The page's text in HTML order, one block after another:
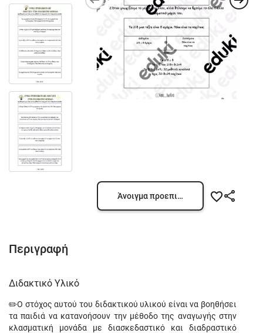
Άνοιγμα προεπισκόπησης
Περιγραφή
Διδακτικό Υλικό
✏️Ο στόχος αυτού του διδακτικού υλικού είναι να βοηθήσει
τα παιδιά να κατανοήσουν την μέθοδο της αναγωγής στην
κλασματική μονάδα με διασκεδαστικό και διαδραστικό